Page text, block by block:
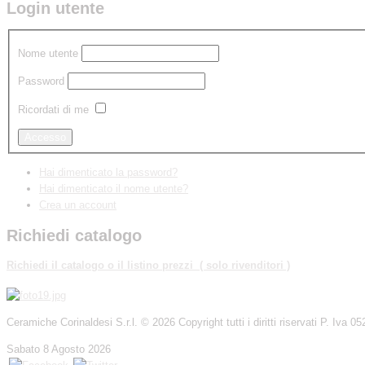
Login utente
Nome utente
Password
Ricordati di me
Hai dimenticato la password?
Hai dimenticato il nome utente?
Crea un account
Richiedi catalogo
Richiedi il catalogo o il listino prezzi ( solo rivenditori )
Ceramiche Corinaldesi S.r.l. © 2026 Copyright tutti i diritti riservati P. Iva
Sabato 8 Agosto 2026